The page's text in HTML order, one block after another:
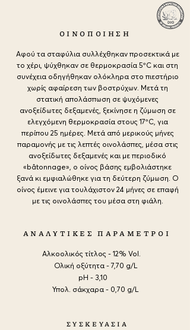
ΟΙΝΟΠΟΙΗΣΗ
Αφού τα σταφύλια συλλέχθηκαν προσεκτικά με
το χέρι, ψύχθηκαν σε θερμοκρασία 5ºC και στη
συνέχεια οδηγήθηκαν ολόκληρα στο πιεστήριο
χωρίς αφαίρεση των βοστρύχων. Μετά τη
στατική απολάσπωση σε ψυχόμενες
ανοξείδωτες δεξαμενές, ξεκίνησε η ζύμωση σε
ελεγχόμενη θερμοκρασία στους 17ºC, για
περίπου 25 ημέρες. Μετά από μερικούς μήνες
παραμονής με τις λεπτές οινολάσπες, μέσα στις
ανοξείδωτες δεξαμενές και με περιοδικό
«bâtonnage», ο οίνος βάσης εμβολιάστηκε
ξανά κι εμφιαλώθηκε για τη δεύτερη ζύμωση. Ο
οίνος έμεινε για τουλάχιστον 24 μήνες σε επαφή
με τις οινολάσπες του μέσα στη φιάλη.
ΑΝΑΛΥΤΙΚΕΣ ΠΑΡΑΜΕΤΡΟΙ
Αλκοολικός τίτλος - 12% Vol.
Ολική οξύτητα - 7,70 g/L
pH - 3,10
Υπολ. σάκχαρα - 0,70 g/L
ΣΥΣΚΕΥΑΣΙΑ